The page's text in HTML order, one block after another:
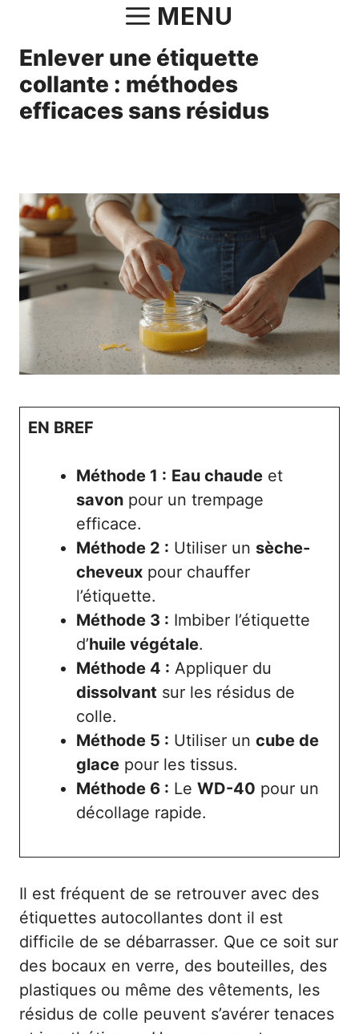
contenu
MENU
Enlever une étiquette
collante : méthodes
efficaces sans résidus
EN BREF
Méthode 1 : Eau chaude et
savon pour un trempage
efficace.
Méthode 2 : Utiliser un sèche-
cheveux pour chauffer
l’étiquette.
Méthode 3 : Imbiber l’étiquette
d’huile végétale.
Méthode 4 : Appliquer du
dissolvant sur les résidus de
colle.
Méthode 5 : Utiliser un cube de
glace pour les tissus.
Méthode 6 : Le WD-40 pour un
décollage rapide.
Il est fréquent de se retrouver avec des
étiquettes autocollantes dont il est
difficile de se débarrasser. Que ce soit sur
des bocaux en verre, des bouteilles, des
plastiques ou même des vêtements, les
résidus de colle peuvent s’avérer tenaces